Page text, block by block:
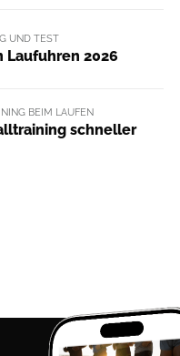
UND TEST
Laufuhren 2026
BEIM LAUFEN
schneller